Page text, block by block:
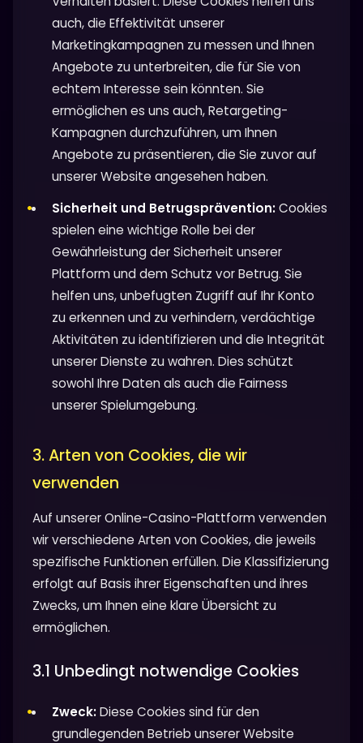
auch, die Effektivität unserer
Marketingkampagnen zu messen und Ihnen
Angebote zu unterbreiten, die für Sie von
echtem Interesse sein könnten. Sie
ermöglichen es uns auch, Retargeting-
Kampagnen durchzuführen, um Ihnen
Angebote zu präsentieren, die Sie zuvor auf
unserer Website angesehen haben.
Sicherheit und Betrugsprävention:Cookies
spielen eine wichtige Rolle bei der
Gewährleistung der Sicherheit unserer
Plattform und dem Schutz vor Betrug. Sie
helfen uns, unbefugten Zugriff auf Ihr Konto
zu erkennen und zu verhindern, verdächtige
Aktivitäten zu identifizieren und die Integrität
unserer Dienste zu wahren. Dies schützt
sowohl Ihre Daten als auch die Fairness
unserer Spielumgebung.
3. Arten von Cookies, die wir
verwenden
Auf unserer Online-Casino-Plattform verwenden
wir verschiedene Arten von Cookies, die jeweils
spezifische Funktionen erfüllen. Die Klassifizierung
erfolgt auf Basis ihrer Eigenschaften und ihres
Zwecks, um Ihnen eine klare Übersicht zu
ermöglichen.
3.1 Unbedingt notwendige Cookies
Zweck:Diese Cookies sind für den
grundlegenden Betrieb unserer Website